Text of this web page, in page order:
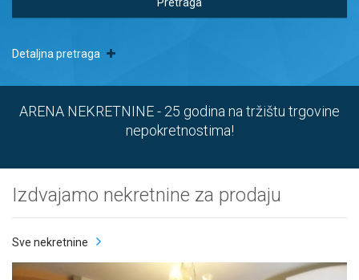
Detaljna pretraga
ARENA NEKRETNINE - 25 godina na tržištu trgovine
nepokretnostima!
Izdvajamo nekretnine za prodaju
Sve nekretnine